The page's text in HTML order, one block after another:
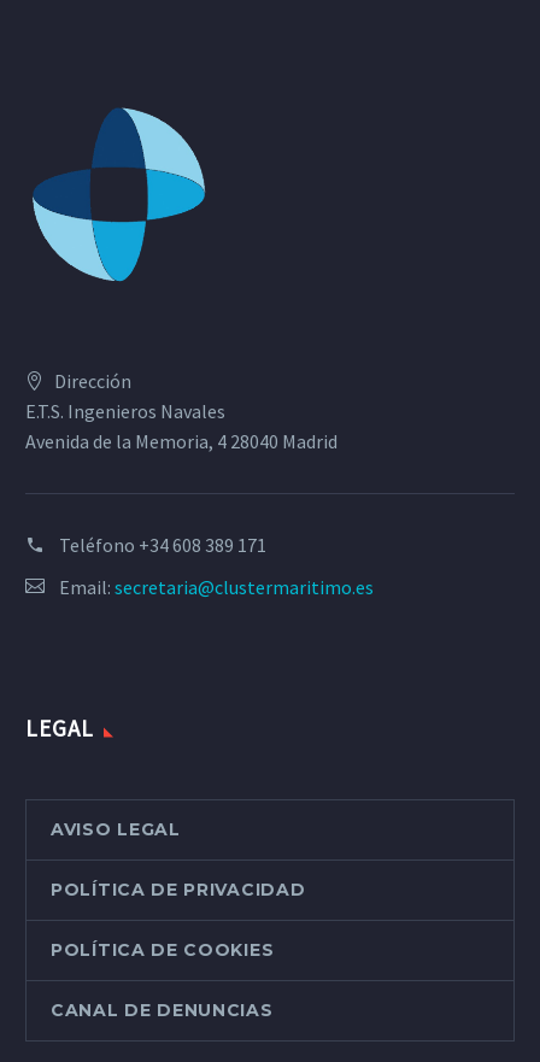
Dirección
E.T.S. Ingenieros Navales
Avenida de la Memoria, 4 28040 Madrid
Teléfono +34 608 389 171
Email: secretaria@clustermaritimo.es
LEGAL
AVISO LEGAL
POLÍTICA DE PRIVACIDAD
POLÍTICA DE COOKIES
CANAL DE DENUNCIAS